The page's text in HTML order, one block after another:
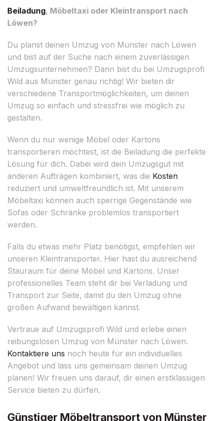
Beiladung, Möbeltaxi oder Kleintransport nach
Löwen?
Du planst deinen Umzug von Münster nach Löwen
und bist auf der Suche nach einem zuverlässigen
Umzugsunternehmen? Dann bist du bei Umzugsprofi
Wild aus Münster genau richtig! Wir bieten dir
verschiedene Transportmöglichkeiten, um deinen
Umzug so einfach und stressfrei wie möglich zu
gestalten.
Wenn du nur wenige Möbel oder Kartons
transportieren möchtest, ist die Beiladung die perfekte
Lösung für dich. Dabei wird dein Umzugsgut mit
anderen Aufträgen kombiniert, was die Kosten
reduziert und umweltfreundlich ist. Mit unserem
Möbeltaxi können auch sperrige Gegenstände wie
Sofas oder Schränke problemlos transportiert
werden.
Falls du etwas mehr Platz benötigst, empfehlen wir
unseren Kleintransporter. Hier hast du ausreichend
Stauraum für deine Möbel und Kartons. Unser
professionelles Team steht dir bei Verladung und
Transport zur Seite, damit du den Umzug ohne
großen Aufwand bewältigen kannst.
Vertraue auf Umzugsprofi Wild und erlebe einen
reibungslosen Umzug von Münster nach Löwen.
Kontaktiere uns noch heute für ein individuelles
Angebot und lass uns gemeinsam deinen Umzug
planen! Wir freuen uns darauf, dir einen erstklassigen
Service bieten zu dürfen.
Günstiger Möbeltransport von Münster